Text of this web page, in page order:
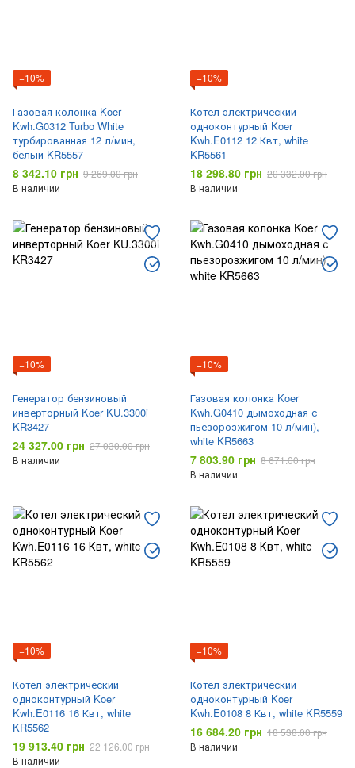
−10%
Газовая колонка Koer
Kwh.G0312 Turbo White
турбированная 12 л/мин,
белый KR5557
8 342.10 грн 9 269.00 грн
В наличии
−10%
Котел электрический
одноконтурный Koer
Kwh.E0112 12 Квт, white
KR5561
18 298.80 грн 20 332.00 грн
В наличии
−10%
Генератор бензиновый
инверторный Koer KU.3300i
KR3427
24 327.00 грн 27 030.00 грн
В наличии
−10%
Газовая колонка Koer
Kwh.G0410 дымоходная с
пьезорозжигом 10 л/мин),
white KR5663
7 803.90 грн 8 671.00 грн
В наличии
−10%
Котел электрический
одноконтурный Koer
Kwh.E0116 16 Квт, white
KR5562
19 913.40 грн 22 126.00 грн
В наличии
−10%
Котел электрический
одноконтурный Koer
Kwh.E0108 8 Квт, white KR5559
16 684.20 грн 18 538.00 грн
В наличии